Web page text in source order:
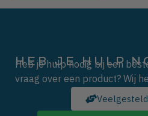
HEB JE HULP
Heb je hulp nodig bij een
vraag over een product? Wij